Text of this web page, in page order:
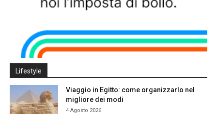
Lifestyle
Viaggio in Egitto: come organizzarlo nel
migliore dei modi
4 Agosto 2026